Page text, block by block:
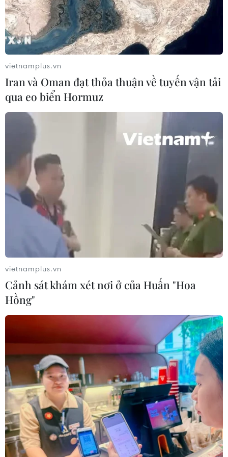
Hoàn thiện khuôn khổ pháp lý về
ngân hàng và phòng, chống rửa tiền
05/08/2026 03:43
Cà Mau gỡ “điểm nghẽn” mặt bằng,
xây dựng kịch bản giải ngân
05/08/2026 01:18
Điều gì chờ đợi đồng yen sau cái bắt
tay giữa Mỹ-Nhật?
04/08/2026 14:11
Sửa Luật Trưng mua, trưng dụng tài
sản giải quyết vướng mắc trên thực
Đề xuất 5 nhóm chính sách sửa đổi
Luật Trưng mua, trưng dụng tài sản
UBS bị phạt 125 triệu USD vì vi phạm
luật chống rửa tiền
04/08/2026 04:58
Lãi suất ngân hàng ngày 3/8: Ngân
hàng nào đang có lãi suất lên đến
vietnamplus.vn
Iran và Oman đạt thỏa thuận về tuyến vận tải
qua eo biển Hormuz
vietnamplus.vn
Cảnh sát khám xét nơi ở của Huấn "Hoa
Hồng"